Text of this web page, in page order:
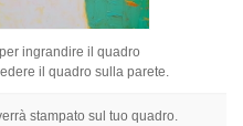
ingrandire il quadro
il quadro sulla parete.
stampato sul tuo quadro.